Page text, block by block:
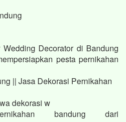
Decorator di Bandung
pesta pernikahan
|| Jasa Dekorasi Pernikahan
dekorasi w
bandung dari